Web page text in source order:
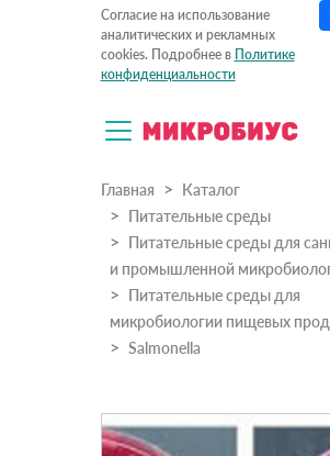
Согласие на использование
аналитических и рекламных
cookies. Подробнее в Политике
конфиденциальности
Главная
Каталог
Питательные среды
Питательные среды для
и промышленной
Питательные среды для
микробиологии пищевых
Salmonella